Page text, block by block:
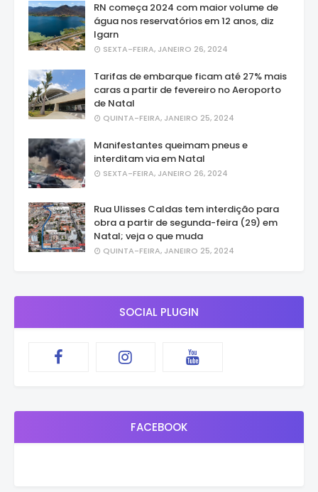
RN começa 2024 com maior volume de
água nos reservatórios em 12 anos, diz
Igarn
SEXTA-FEIRA, JANEIRO 26, 2024
Tarifas de embarque ficam até 27% mais
caras a partir de fevereiro no Aeroporto
de Natal
QUINTA-FEIRA, JANEIRO 25, 2024
Manifestantes queimam pneus e
interditam via em Natal
SEXTA-FEIRA, JANEIRO 26, 2024
Rua Ulisses Caldas tem interdição para
obra a partir de segunda-feira (29) em
Natal; veja o que muda
QUINTA-FEIRA, JANEIRO 25, 2024
SOCIAL PLUGIN
FACEBOOK